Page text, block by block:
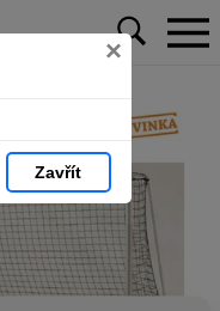
×
Zavřít